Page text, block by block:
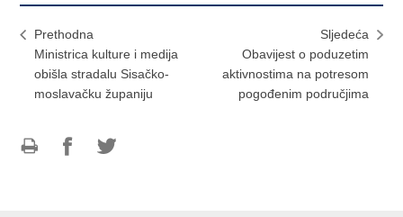
Prethodna
Ministrica kulture i medija
obišla stradalu Sisačko-
moslavačku županiju
Sljedeća
Obavijest o poduzetim
aktivnostima na potresom
pogođenim područjima